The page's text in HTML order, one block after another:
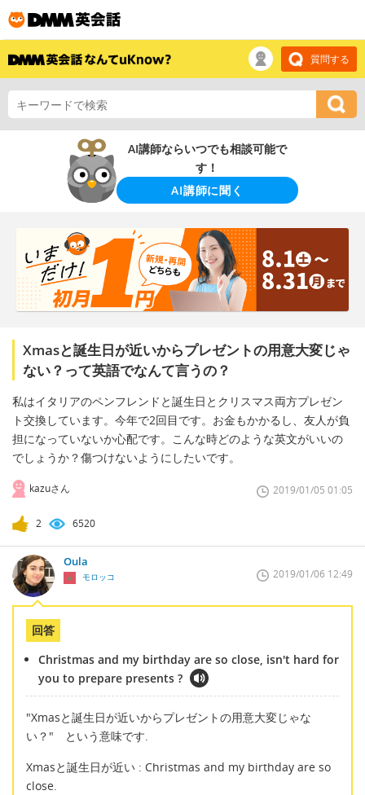
質問する
AI講師ならいつでも相談可能で
す！
AI講師に聞く
Xmasと誕生日が近いからプレゼントの用意大変じゃ
ない？って英語でなんて言うの？
私はイタリアのペンフレンドと誕生日とクリスマス両方プレゼン
ト交換しています。今年で2回目です。お金もかかるし、友人が負
担になっていないか心配です。こんな時どのような英文がいいの
でしょうか？傷つけないようにしたいです。
kazuさん 2019/01/05 01:05
2 6520
Oula
モロッコ 2019/01/06 12:49
回答
Christmas and my birthday are so close, isn't hard for
you to prepare presents ?
"Xmasと誕生日が近いからプレゼントの用意大変じゃな
い？" という意味です.
Xmasと誕生日が近い : Christmas and my birthday are so
close.